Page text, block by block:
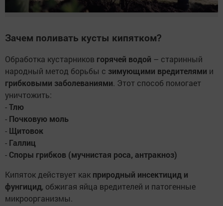
Зачем поливать кусты кипятком?
Обработка кустарников горячей водой – старинный
народный метод борьбы с зимующими вредителями и
грибковыми заболеваниями. Этот способ помогает
уничтожить:
-Тлю
- Почковую моль
- Щитовок
- Галлиц
- Споры грибков (мучнистая роса, антракноз)
Кипяток действует как природный инсектицид и
фунгицид, обжигая яйца вредителей и патогенные
микроорганизмы.